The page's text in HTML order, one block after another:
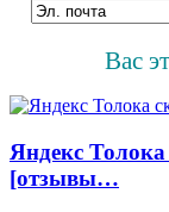
Вас
Яндекс
[отзывы…